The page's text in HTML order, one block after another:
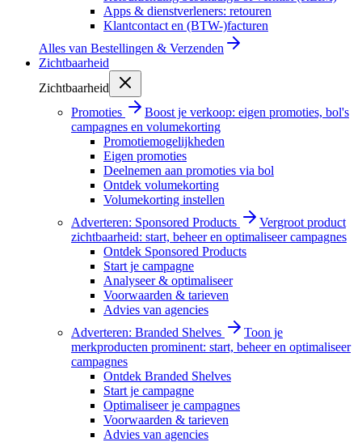
Apps & dienstverleners: retouren
Klantcontact en (BTW-)facturen
Alles van Bestellingen & Verzenden
Zichtbaarheid
Zichtbaarheid
Promoties
Boost je verkoop: eigen promoties, bol's
campagnes en volumekorting
Promotiemogelijkheden
Eigen promoties
Deelnemen aan promoties via bol
Ontdek volumekorting
Volumekorting instellen
Adverteren: Sponsored Products
Vergroot product
zichtbaarheid: start, beheer en optimaliseer campagnes
Ontdek Sponsored Products
Start je campagne
Analyseer & optimaliseer
Voorwaarden & tarieven
Advies van agencies
Adverteren: Branded Shelves
Toon je
merkproducten prominent: start, beheer en optimaliseer
campagnes
Ontdek Branded Shelves
Start je campagne
Optimaliseer je campagnes
Voorwaarden & tarieven
Advies van agencies